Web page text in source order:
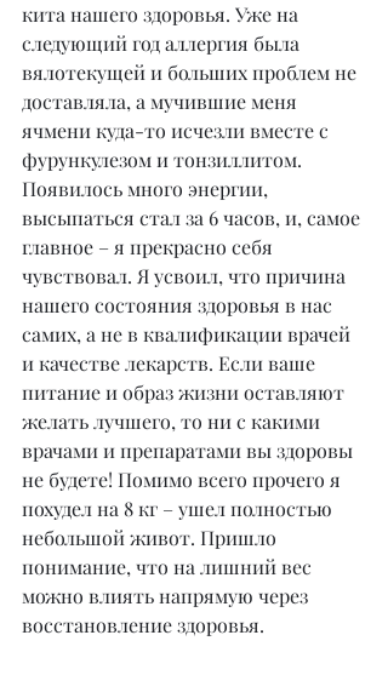
кита нашего здоровья. Уже на
следующий год аллергия была
вялотекущей и больших проблем не
доставляла, а мучившие меня
ячмени куда-то исчезли вместе с
фурункулезом и тонзиллитом.
Появилось много энергии,
высыпаться стал за 6 часов, и, самое
главное – я прекрасно себя
чувствовал. Я усвоил, что причина
нашего состояния здоровья в нас
самих, а не в квалификации врачей
и качестве лекарств. Если ваше
питание и образ жизни оставляют
желать лучшего, то ни с какими
врачами и препаратами вы здоровы
не будете! Помимо всего прочего я
похудел на 8 кг – ушел полностью
небольшой живот. Пришло
понимание, что на лишний вес
можно влиять напрямую через
восстановление здоровья.